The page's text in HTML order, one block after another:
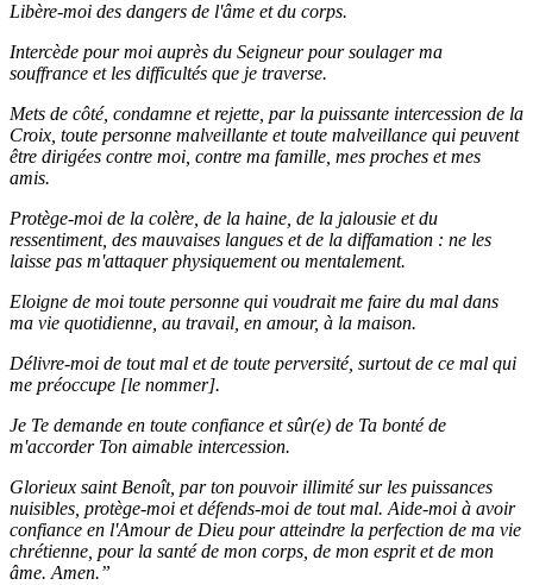
Libère-moi des dangers de l'âme et du corps.
Intercède pour moi auprès du Seigneur pour soulager ma
souffrance et les difficultés que je traverse.
Mets de côté, condamne et rejette, par la puissante intercession de la
Croix, toute personne malveillante et toute malveillance qui peuvent
être dirigées contre moi, contre ma famille, mes proches et mes
amis.
Protège-moi de la colère, de la haine, de la jalousie et du
ressentiment, des mauvaises langues et de la diffamation : ne les
laisse pas m'attaquer physiquement ou mentalement.
Eloigne de moi toute personne qui voudrait me faire du mal dans
ma vie quotidienne, au travail, en amour, à la maison.
Délivre-moi de tout mal et de toute perversité, surtout de ce mal qui
me préoccupe [le nommer].
Je Te demande en toute confiance et sûr(e) de Ta bonté de
m'accorder Ton aimable intercession.
Glorieux saint Benoît, par ton pouvoir illimité sur les puissances
nuisibles, protège-moi et défends-moi de tout mal. Aide-moi à avoir
confiance en l'Amour de Dieu pour atteindre la perfection de ma vie
chrétienne, pour la santé de mon corps, de mon esprit et de mon
âme. Amen.”